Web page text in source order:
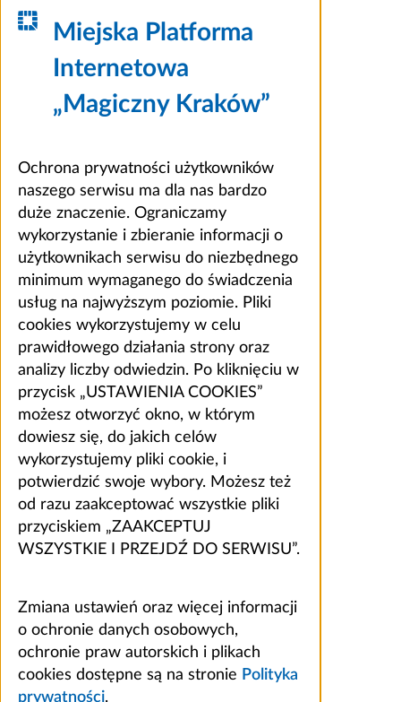
Miejska Platforma
Internetowa
„Magiczny Kraków”
Ochrona prywatności użytkowników
naszego serwisu ma dla nas bardzo
duże znaczenie. Ograniczamy
wykorzystanie i zbieranie informacji o
użytkownikach serwisu do niezbędnego
minimum wymaganego do świadczenia
usług na najwyższym poziomie. Pliki
cookies wykorzystujemy w celu
prawidłowego działania strony oraz
analizy liczby odwiedzin. Po kliknięciu w
przycisk „USTAWIENIA COOKIES”
możesz otworzyć okno, w którym
dowiesz się, do jakich celów
wykorzystujemy pliki cookie, i
potwierdzić swoje wybory. Możesz też
od razu zaakceptować wszystkie pliki
przyciskiem „ZAAKCEPTUJ
WSZYSTKIE I PRZEJDŹ DO SERWISU”.
Zmiana ustawień oraz więcej informacji
o ochronie danych osobowych,
ochronie praw autorskich i plikach
cookies dostępne są na stronie Polityka
prywatności.